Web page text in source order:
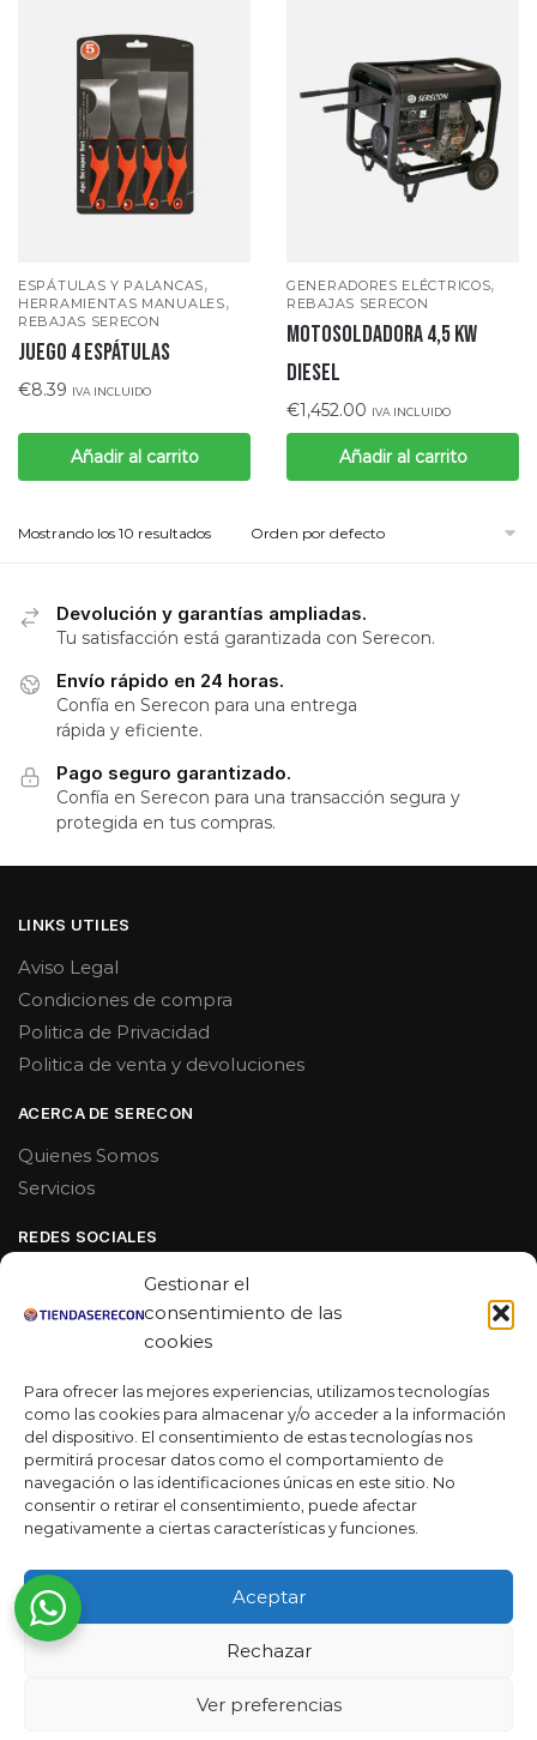
Gestionar el
consentimiento de las
cookies
Para ofrecer las mejores experiencias, utilizamos tecnologías
como las cookies para almacenar y/o acceder a la información
del dispositivo. El consentimiento de estas tecnologías nos
permitirá procesar datos como el comportamiento de
navegación o las identificaciones únicas en este sitio. No
consentir o retirar el consentimiento, puede afectar
negativamente a ciertas características y funciones.
Aceptar
Rechazar
Ver preferencias
ESPÁTULAS Y PALANCAS,
HERRAMIENTAS MANUALES,
REBAJAS SERECON
Juego 4 espátulas
€8.39 IVA INCLUIDO
Añadir al carrito
GENERADORES ELÉCTRICOS,
REBAJAS SERECON
MOTOSOLDADORA 4,5 KW
DIESEL
€1,452.00 IVA INCLUIDO
Añadir al carrito
Mostrando los 10 resultados
Devolución y garantías ampliadas.
Tu satisfacción está garantizada con Serecon.
Envío rápido en 24 horas.
Confía en Serecon para una entrega
rápida y eficiente.
Pago seguro garantizado.
Confía en Serecon para una transacción segura y
protegida en tus compras.
LINKS UTILES
Aviso Legal
Condiciones de compra
Politica de Privacidad
Politica de venta y devoluciones
ACERCA DE SERECON
Quienes Somos
Servicios
REDES SOCIALES
Linkedin
MAS DE 50 RESEÑAS
★★★★★
La verdad es que fue una compra muy económica, la
día. ¡Estoy muy satisfecha con la atención al cliente y el
servicio!
Desarrollado por